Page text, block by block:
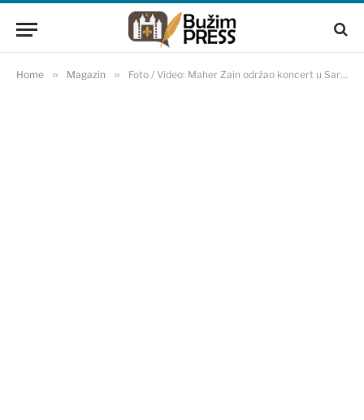
Home » Magazin » Foto / Video: Maher Zain održao koncert u Sarajevu